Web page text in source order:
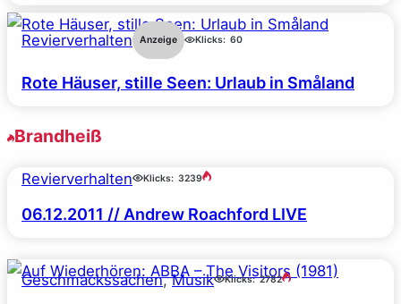
Revierverhalten Anzeige Klicks: 60
Rote Häuser, stille Seen: Urlaub in Småland
Brandheiß
Revierverhalten Klicks: 3239
06.12.2011 // Andrew Roachford LIVE
Geschmackssachen, Musik Klicks: 2782